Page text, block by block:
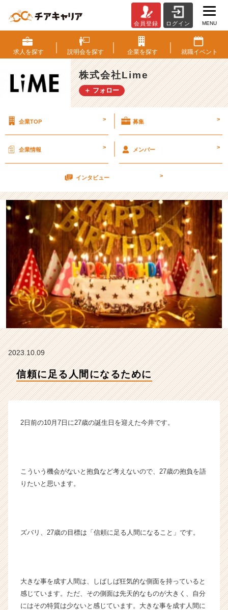
頼
に
足
る
人
間
た
【株
式
社
L
i
m
e
の
タ
イ
ム
ラ
イ
ン】
|
ャ
ー・
長
業
ウ
就
チ
ア
キ
会員登録 ログイン MENU
求人を探す 説明会を探す 企業を探す 就職イベント
株式会社Lime
＋ フォロー
企業TOP > 募集 >
企業情報 > メンバー >
インタビュー >
2023.10.09
信頼に足る人間になるために
2日前の10月7日に27歳の誕生日を迎えた今井です。
こういう機会がないと抱負など考えないので、27歳の抱負を語
りたいと思います。
ズバリ、27歳の目標は「信頼に足る人間になること」です。
大きな事を成す人間は、しばしば狂気的な側面を持っていると
感じています。ただ、その側面は先天的なものが大きく、自分
にはその特質は少ないと感じています。大きな事を成す人間に